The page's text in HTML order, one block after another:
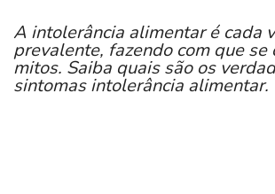
A intolerância alimentar é cada
prevalente, fazendo com que se
mitos. Saiba quais são os
sintomas intolerância alimentar.